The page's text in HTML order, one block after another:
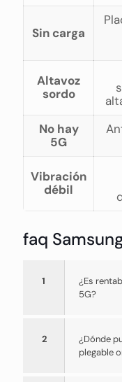
Sin carga
Altavoz
sordo
No hay
5G
Vibración
débil
faq
1
¿Es
5G?
2
¿Dónde
plegable